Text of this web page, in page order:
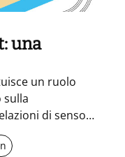
una
un ruolo
sulla
di senso
dinamiche
sharing.